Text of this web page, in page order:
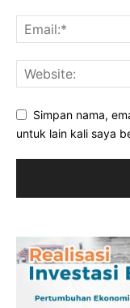
Simpan nama,
untuk lain kali saya